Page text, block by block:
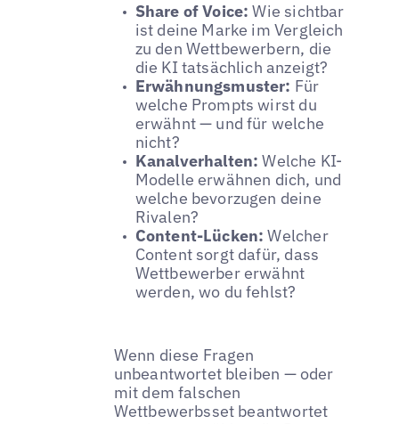
Share of Voice: Wie sichtbar
ist deine Marke im Vergleich
zu den Wettbewerbern, die
die KI tatsächlich anzeigt?
Erwähnungsmuster: Für
welche Prompts wirst du
erwähnt — und für welche
nicht?
Kanalverhalten: Welche KI-
Modelle erwähnen dich, und
welche bevorzugen deine
Rivalen?
Content-Lücken: Welcher
Content sorgt dafür, dass
Wettbewerber erwähnt
werden, wo du fehlst?
Wenn diese Fragen
unbeantwortet bleiben — oder
mit dem falschen
Wettbewerbsset beantwortet